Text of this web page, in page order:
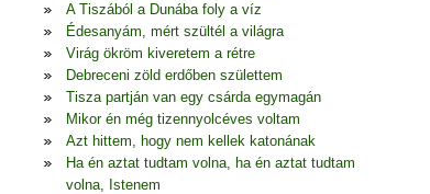
A Tiszából a Dunába foly a víz
Édesanyám, mért szültél a világra
Virág ökröm kiveretem a rétre
Debreceni zöld erdőben születtem
Tisza partján van egy csárda egymagán
Mikor én még tizennyolcéves voltam
Azt hittem, hogy nem kellek katonának
Ha én aztat tudtam volna, ha én aztat tudtam
volna, Istenem